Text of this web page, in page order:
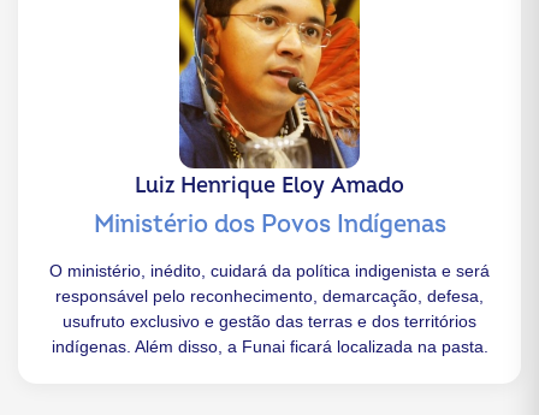
Luiz Henrique Eloy Amado
Ministério dos Povos Indígenas
O ministério, inédito, cuidará da política indigenista e será
responsável pelo reconhecimento, demarcação, defesa,
usufruto exclusivo e gestão das terras e dos territórios
indígenas. Além disso, a Funai ficará localizada na pasta.